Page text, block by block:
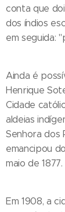
conta que
dos índios
em seguida:
Ainda é
Henrique
Cidade
aldeias
Senhora dos
emancipou
maio de 1877.
Em 1908, a